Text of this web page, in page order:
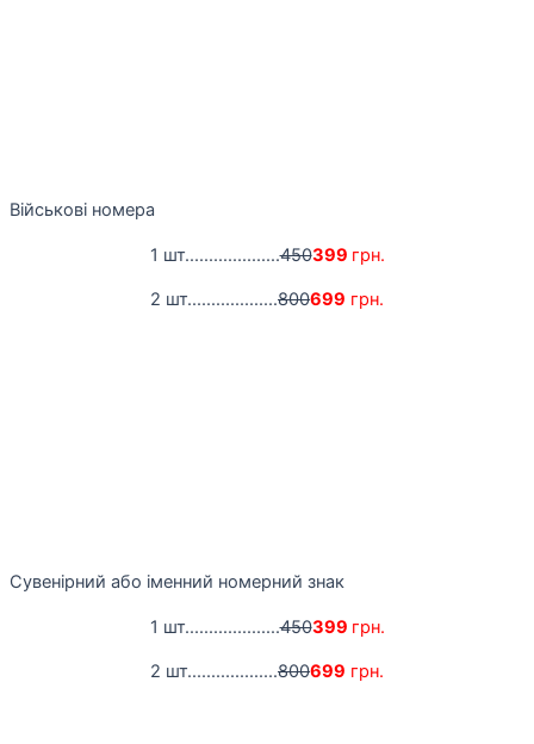
Військові номера
1 шт....................450399 грн.
2 шт...................800699 грн.
Сувенірний або іменний номерний знак
1 шт....................450399 грн.
2 шт...................800699 грн.